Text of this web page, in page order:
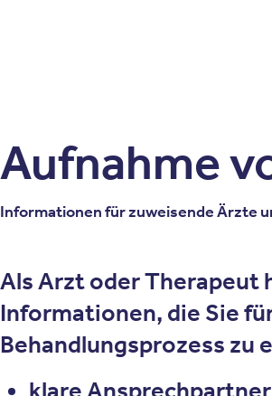
Aufnahme
Informationen für zuweisende Ärzte
Als Arzt oder Therapeut
Informationen, die Sie
Behandlungsprozess zu